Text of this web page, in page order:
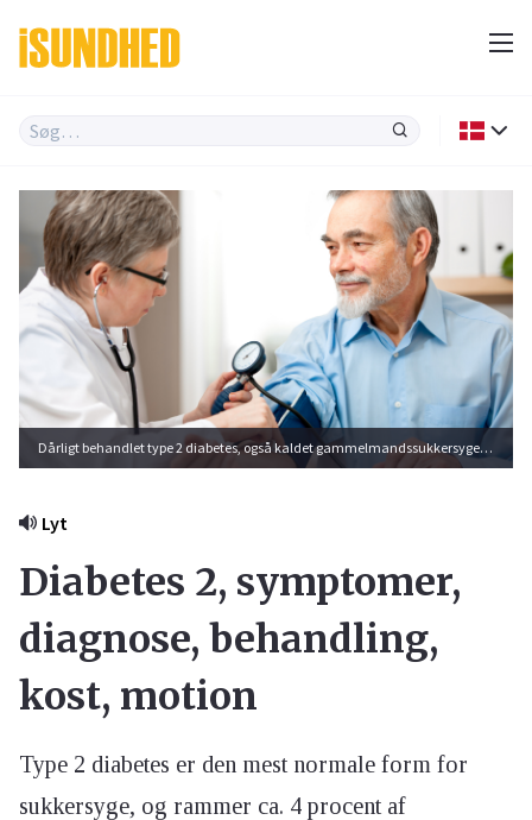
Dårligt behandlet type 2 diabetes, også kaldet gammelmandssukkersyge og aldersdiabetes, kan lede til forhøjet blodtryk og kolesterolniveau.
Lyt
Diabetes 2, symptomer,
diagnose, behandling,
kost, motion
Type 2 diabetes er den mest normale form for
sukkersyge, og rammer ca. 4 procent af